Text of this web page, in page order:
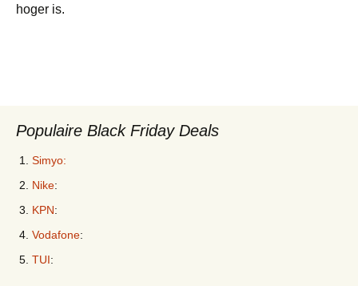
hoger is.
Populaire Black Friday Deals
Simyo:
Nike:
KPN:
Vodafone:
TUI: